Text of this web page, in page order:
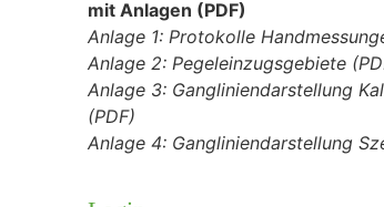
mit Anlagen (PDF)
Anlage 1: Protokolle
Anlage 2: Pegeleinzugsgebiete
Anlage 3: Gangliniendarstellung
(PDF)
Anlage 4: Gangliniendarstellung